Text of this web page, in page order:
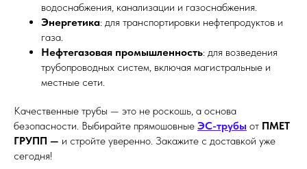
водоснабжения, канализации и газоснабжения.
Энергетика: для транспортировки нефтепродуктов и
газа.
Нефтегазовая промышленность: для возведения
трубопроводных систем, включая магистральные и
местные сети.
Качественные трубы — это не роскошь, а основа
безопасности. Выбирайте прямошовные ЭС-трубы от ПМЕТ
ГРУПП — и стройте уверенно. Закажите с доставкой уже
сегодня!